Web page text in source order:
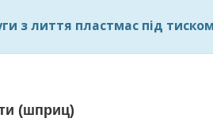
з лиття пластмас під
(шприц)